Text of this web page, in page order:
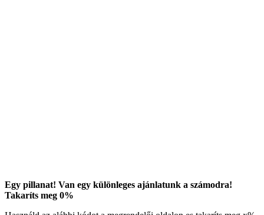
Egy pillanat! Van egy különleges ajánlatunk a számodra!
Takaríts meg 0%